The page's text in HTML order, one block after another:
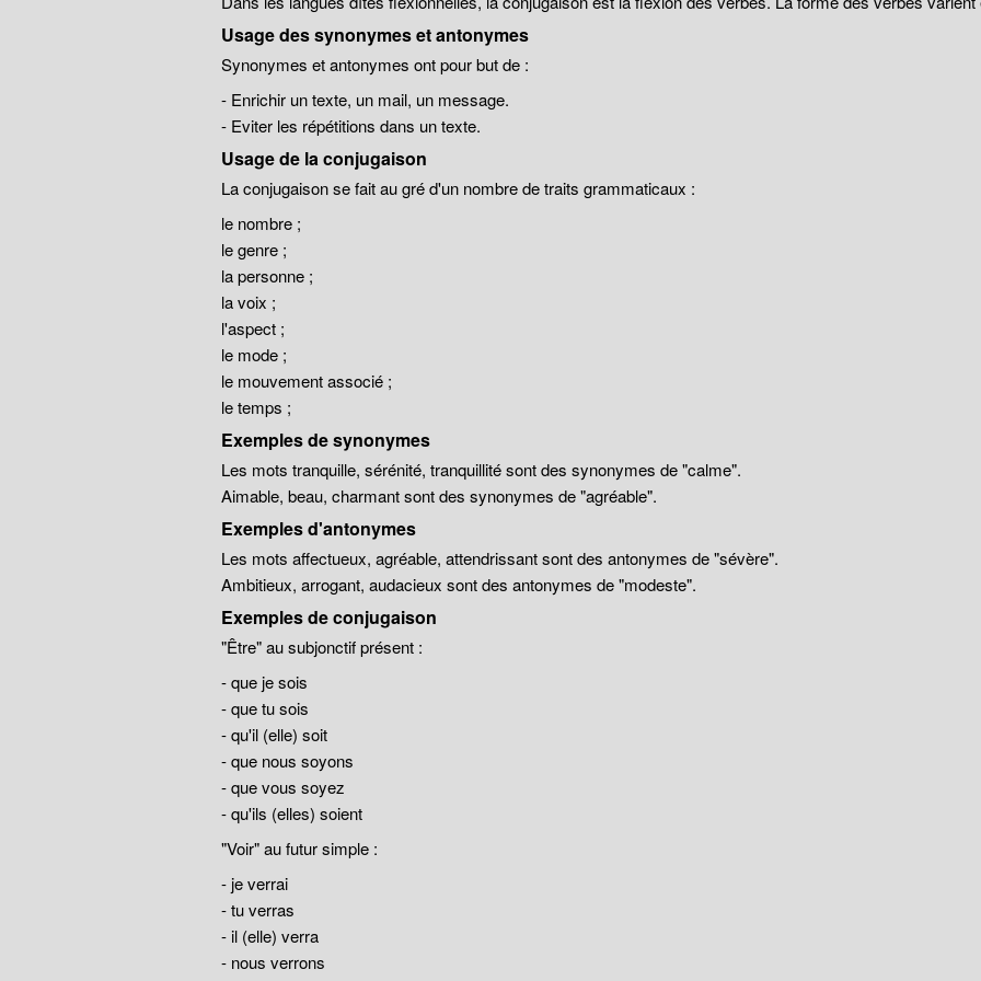
Usage des synonymes et antonymes
Synonymes et antonymes ont pour but de :
- Enrichir un texte, un mail, un message.
- Eviter les répétitions dans un texte.
Usage de la conjugaison
La conjugaison se fait au gré d'un nombre de traits grammaticaux :
le nombre ;
le genre ;
la personne ;
la voix ;
l'aspect ;
le mode ;
le mouvement associé ;
le temps ;
Exemples de synonymes
Les mots tranquille, sérénité, tranquillité sont des synonymes de "calme".
Aimable, beau, charmant sont des synonymes de "agréable".
Exemples d'antonymes
Les mots affectueux, agréable, attendrissant sont des antonymes de "sévère".
Ambitieux, arrogant, audacieux sont des antonymes de "modeste".
Exemples de conjugaison
"Être" au subjonctif présent :
- que je sois
- que tu sois
- qu'il (elle) soit
- que nous soyons
- que vous soyez
- qu'ils (elles) soient
"Voir" au futur simple :
- je verrai
- tu verras
- il (elle) verra
- nous verrons